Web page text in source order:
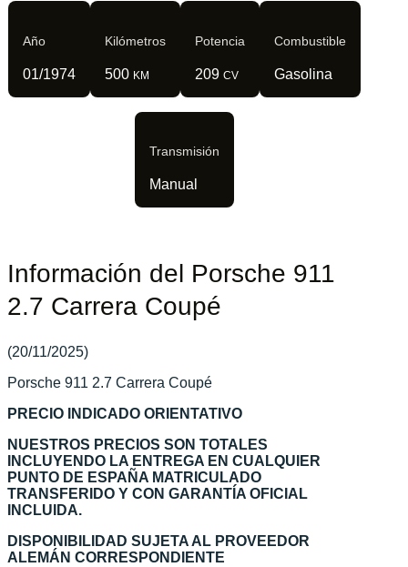
Año
01/1974
Kilómetros
500 KM
Potencia
209 CV
Combustible
Gasolina
Transmisión
Manual
Información del Porsche 911
2.7 Carrera Coupé
(20/11/2025)
Porsche 911 2.7 Carrera Coupé
PRECIO INDICADO ORIENTATIVO
NUESTROS PRECIOS SON TOTALES
INCLUYENDO LA ENTREGA EN CUALQUIER
PUNTO DE ESPAÑA MATRICULADO
TRANSFERIDO Y CON GARANTÍA OFICIAL
INCLUIDA.
DISPONIBILIDAD SUJETA AL PROVEEDOR
ALEMÁN CORRESPONDIENTE